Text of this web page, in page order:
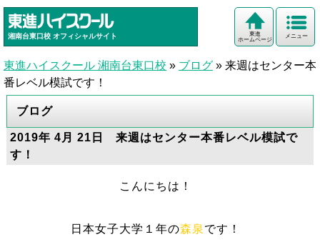
湘南台東口校 オフィシャルサイト メニュー
東進
ホームページ
東進ハイスクール 湘南台東口校 » ブログ » 来週はセンター本
番レベル模試です！
ブログ
2019年 4月 21日 来週はセンター本番レベル模試で
す！
こんにちは！
日本女子大学１年の森泉 です！